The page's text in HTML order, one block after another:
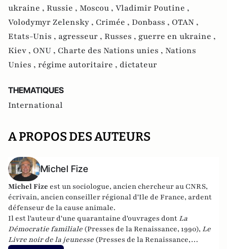
ukraine , Russie , Moscou , Vladimir Poutine ,
Volodymyr Zelensky , Crimée , Donbass , OTAN ,
Etats-Unis , agresseur , Russes , guerre en ukraine ,
Kiev , ONU , Charte des Nations unies , Nations
Unies , régime autoritaire , dictateur
THEMATIQUES
International
A PROPOS DES AUTEURS
Michel Fize
Michel Fize est un sociologue, ancien chercheur au CNRS,
écrivain, ancien conseiller régional d'Ile de France, ardent
défenseur de la cause animale.
Il est l'auteur d'une quarantaine d'ouvrages dont La
Démocratie familiale (Presses de la Renaissance, 1990), Le
Livre noir de la jeunesse (Presses de la Renaissance,